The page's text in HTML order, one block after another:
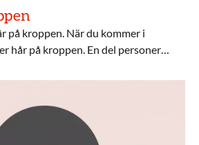
på kroppen. När du kommer i
hår på kroppen. En del personer
om du tar bort hår, men det finns